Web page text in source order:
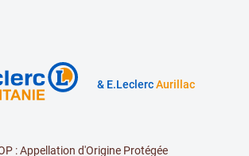
& E.Leclerc Aurillac
: Appellation d'Origine Protégée